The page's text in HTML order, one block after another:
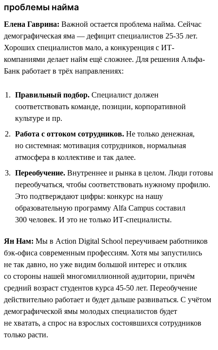
проблемы найма
Елена Гаврина: Важной остается проблема найма. Сейчас
демографическая яма — дефицит специалистов 25-35 лет.
Хороших специалистов мало, а конкуренция с ИТ-
компаниями делает найм ещё сложнее. Для решения Альфа-
Банк работает в трёх направлениях:
Правильный подбор. Специалист должен
соответствовать команде, позиции, корпоративной
культуре и пр.
Работа с оттоком сотрудников. Не только денежная,
но системная: мотивация сотрудников, нормальная
атмосфера в коллективе и так далее.
Переобучение. Внутреннее и рынка в целом. Люди готовы
переобучаться, чтобы соответствовать нужному профилю.
Это подтверждают цифры: конкурс на нашу
образовательную программу Alfa Campus составил
300 человек. И это не только ИТ-специалисты.
Ян Нам: Мы в Action Digital School переучиваем работников
бэк-офиса современным профессиям. Хотя мы запустились
не так давно, но уже видим большой интерес и отклик
со стороны нашей многомиллионной аудитории, причём
средний возраст студентов курса 45-50 лет. Переобучение
действительно работает и будет дальше развиваться. С учётом
демографической ямы молодых специалистов будет
не хватать, а спрос на взрослых состоявшихся сотрудников
только расти.